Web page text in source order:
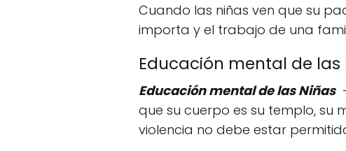
Cuando las niñas ven que su
importa y el trabajo de una
Educación mental de
Educación mental de las Niñas-
que su cuerpo es su templo, su
violencia no debe estar